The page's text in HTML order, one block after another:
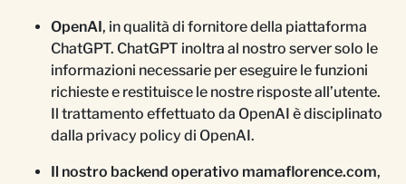
OpenAI, in qualità di fornitore della piattaforma
ChatGPT. ChatGPT inoltra al nostro server solo le
informazioni necessarie per eseguire le funzioni
richieste e restituisce le nostre risposte all’utente.
Il trattamento effettuato da OpenAI è disciplinato
dalla privacy policy di OpenAI.
Il nostro backend operativo mamaflorence.com,